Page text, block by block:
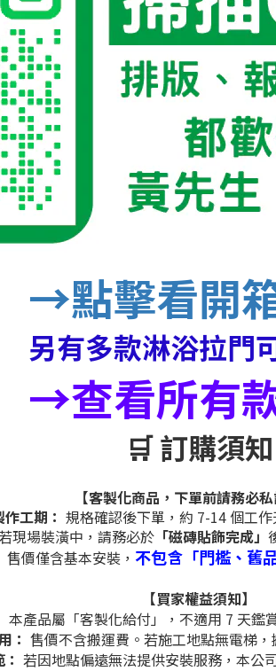
→點擊看開
另有多款淋浴拉門
→查看所有
🛒 訂購須知
【客製化商品，下單前請務必私
作工期： 規格確認後下單，約 7-14 個工
現場裝潢中，請務必於 「磁磚貼飾完成」
售價僅含基本安裝， 不包含「門檻、舊
【買家權益須知】
本產品屬「客製化給付」，不適用 7 天鑑
： 售價不含搬運費。若施工地點無電梯
若因地點偏遠無法提供安裝服務，本公